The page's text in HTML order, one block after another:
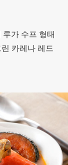
가 수프 형태
카레나 레드